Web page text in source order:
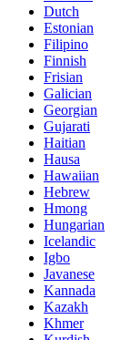
Dutch
Estonian
Filipino
Finnish
Frisian
Galician
Georgian
Gujarati
Haitian
Hausa
Hawaiian
Hebrew
Hmong
Hungarian
Icelandic
Igbo
Javanese
Kannada
Kazakh
Khmer